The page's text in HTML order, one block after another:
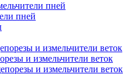
пней
пней
и измельчители веток